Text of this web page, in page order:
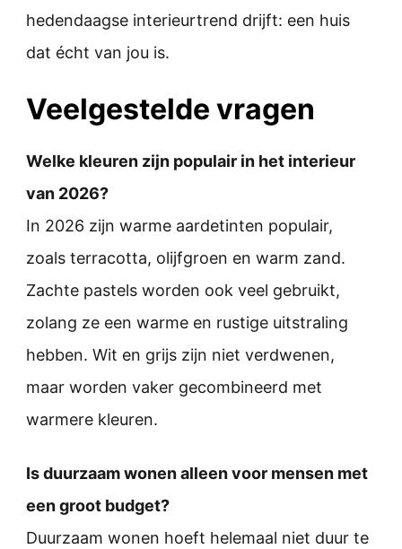
hedendaagse interieurtrend drijft: een huis
dat écht van jou is.
Veelgestelde vragen
Welke kleuren zijn populair in het interieur
van 2026?
In 2026 zijn warme aardetinten populair,
zoals terracotta, olijfgroen en warm zand.
Zachte pastels worden ook veel gebruikt,
zolang ze een warme en rustige uitstraling
hebben. Wit en grijs zijn niet verdwenen,
maar worden vaker gecombineerd met
warmere kleuren.
Is duurzaam wonen alleen voor mensen met
een groot budget?
Duurzaam wonen hoeft helemaal niet duur te